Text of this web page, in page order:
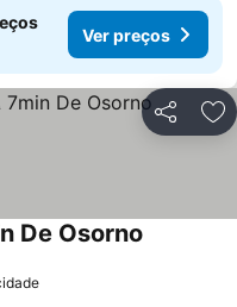
Ver preços
Partilhar
De Osorno